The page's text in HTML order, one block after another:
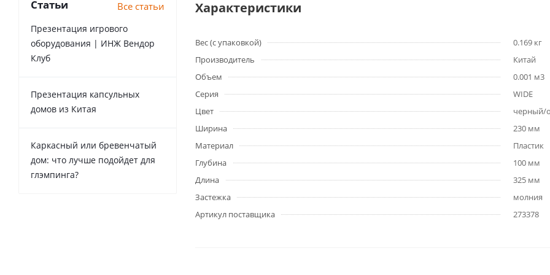
Характеристики
Вес (с упаковкой)
0.169 кг
Производитель
Китай
Объем
0.001 м3
Серия
WIDE
Цвет
черный/
Ширина
230 мм
Материал
Пластик
Глубина
100 мм
Длина
325 мм
Застежка
молния
Артикул поставщика
273378
Статьи Все статьи
Презентация игрового
оборудования | ИНЖ Вендор
Клуб
Презентация капсульных
домов из Китая
Каркасный или бревенчатый
дом: что лучше подойдет для
глэмпинга?